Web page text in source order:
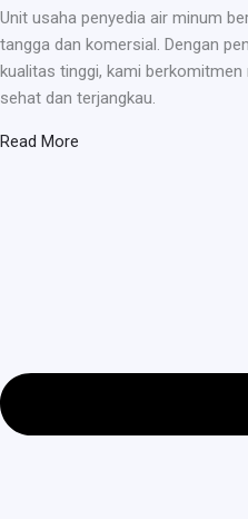
Unit usaha penyedia air minum
tangga dan komersial. Dengan
kualitas tinggi, kami
sehat dan terjangkau.
Read More